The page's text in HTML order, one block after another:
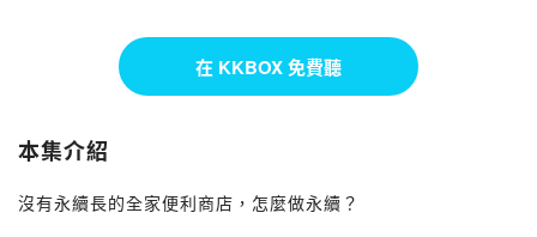
在 KKBOX 免費聽
本集介紹
沒有永續長的全家便利商店，怎麼做永續？